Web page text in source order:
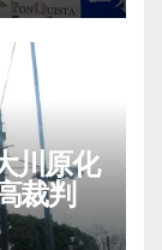
川原化
裁判